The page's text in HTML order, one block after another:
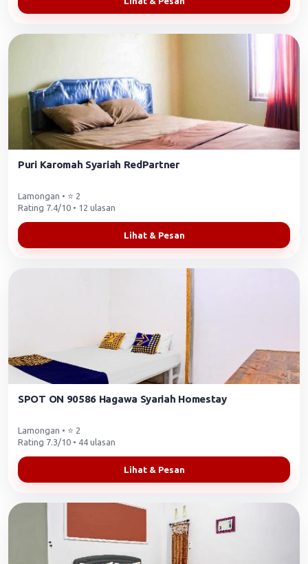
Puri Karomah Syariah RedPartner
Lamongan • ⭐ 2
Rating 7.4/10 • 12 ulasan
Lihat & Pesan
SPOT ON 90586 Hagawa Syariah Homestay
Lamongan • ⭐ 2
Rating 7.3/10 • 44 ulasan
Lihat & Pesan